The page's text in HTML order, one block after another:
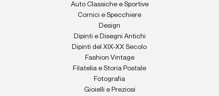
Auto Classiche e Sportive
Cornici e Specchiere
Design
Dipinti e Disegni Antichi
Dipinti del XIX-XX Secolo
Fashion Vintage
Filatelia e Storia Postale
Fotografia
Gioielli e Preziosi